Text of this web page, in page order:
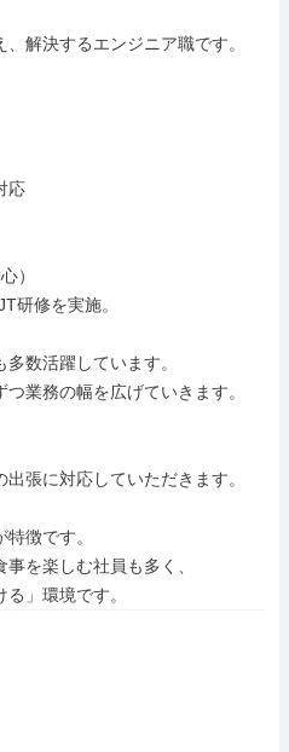
、解決するエンジニア職です。
応
）
研修を実施。
数活躍しています。
業務の幅を広げていきます。
張に対応していただきます。
徴です。
を楽しむ社員も多く、
」環境です。